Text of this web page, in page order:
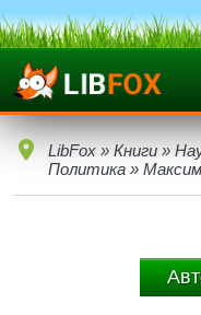
LibFox » Книги »
Политика »